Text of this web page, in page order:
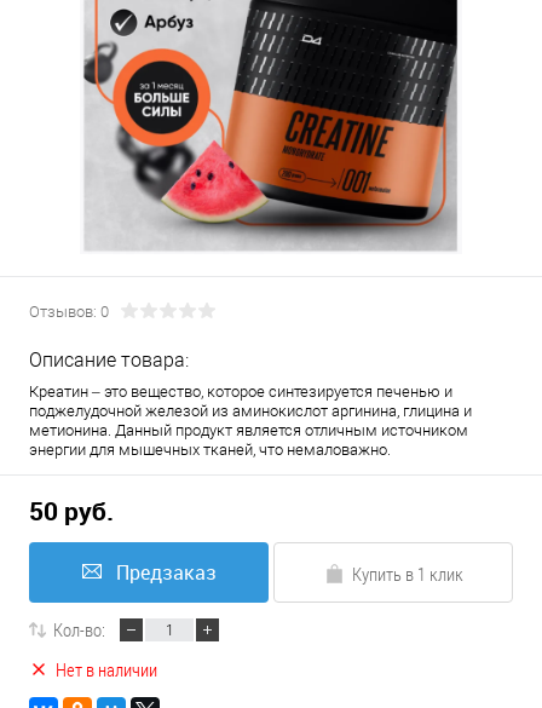
Отзывов: 0
Описание товара:
Креатин – это вещество, которое синтезируется печенью и
поджелудочной железой из аминокислот аргинина, глицина и
метионина. Данный продукт является отличным источником
энергии для мышечных тканей, что немаловажно.
50 руб.
Предзаказ Купить в 1 клик
Кол-во:
Нет в наличии